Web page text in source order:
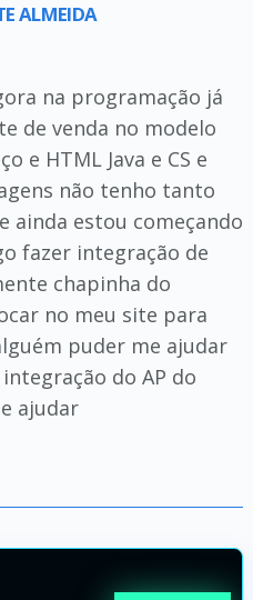
ALMEIDA
na programação já
de venda no modelo
e HTML Java e CS e
não tenho tanto
ainda estou começando
fazer integração de
chapinha do
no meu site para
puder me ajudar
do AP do
ajudar